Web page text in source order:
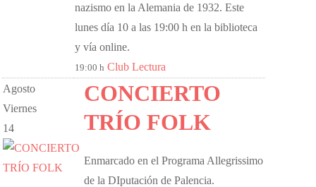
nazismo en la Alemania de 1932. Este
lunes día 10 a las 19:00 h en la biblioteca
y vía online.
19:00 h Club Lectura
Agosto
Viernes
14
CONCIERTO
TRÍO FOLK
Enmarcado en el Programa Allegrissimo
de la DIputación de Palencia.